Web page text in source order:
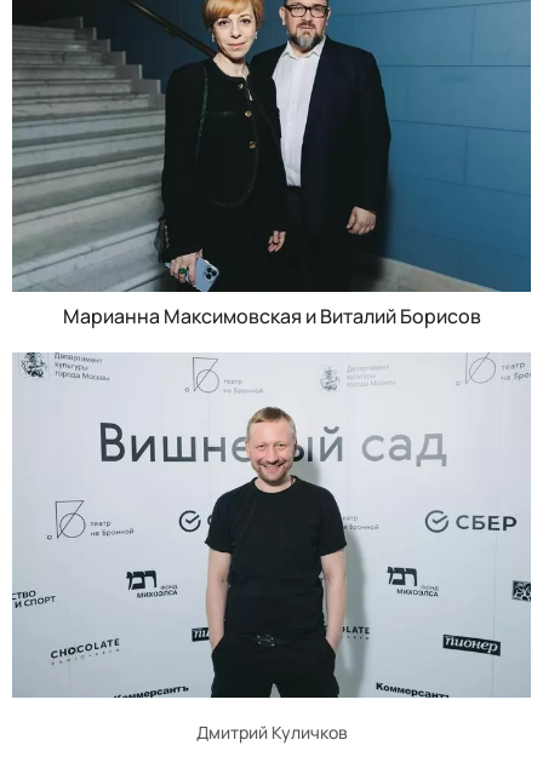
Марианна Максимовская и Виталий Борисов
Дмитрий Куличков